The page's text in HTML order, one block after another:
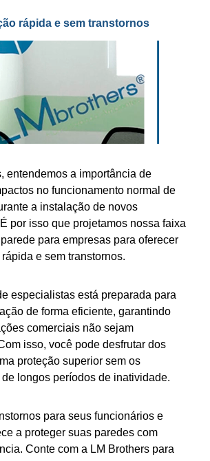
rápida e sem transtornos
entendemos a importância de
no funcionamento normal de
a instalação de novos
por isso que projetamos nossa faixa
para empresaspara oferecer
e sem transtornos.
especialistas está preparada para
de forma eficiente, garantindo
comerciais não sejam
isso, você pode desfrutar dos
proteçãosuperior sem os
longos períodos de inatividade.
para seus funcionários e
a proteger suas paredescom
Conte com a LM Brothers para